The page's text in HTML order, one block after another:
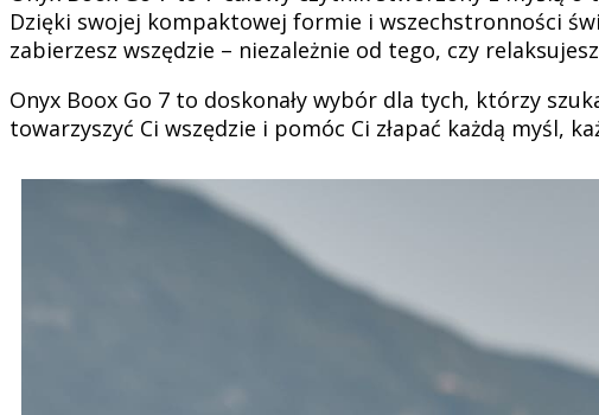
Dzięki swojej kompaktowej formie i wszechstronności
zabierzesz wszędzie – niezależnie od tego, czy
Onyx Boox Go 7 to doskonały wybór dla tych, którzy
towarzyszyć Ci wszędzie i pomóc Ci złapać każdą myśl,